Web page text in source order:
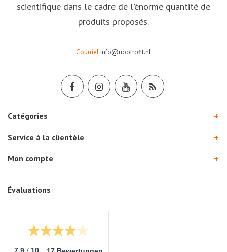
scientifique dans le cadre de l'énorme quantité de
produits proposés.
Courrielinfo@nootrofit.nl
Catégories
Service à la clientèle
Mon compte
Évaluations